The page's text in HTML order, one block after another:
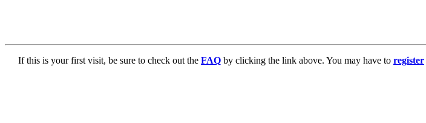
If this is your first visit, be sure to check out the FAQ by clicking the link above. You may have to register